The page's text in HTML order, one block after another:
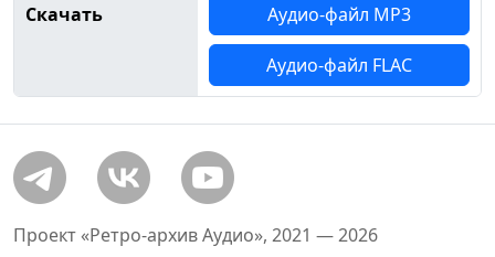
Скачать Аудио-файл MP3
Аудио-файл FLAC
Проект «Ретро-архив Аудио», 2021 — 2026